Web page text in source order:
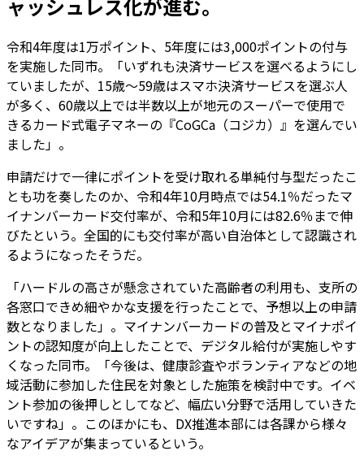
ャッシュレス化が進む。
令和4年度は1万ポイント、5年度には3,000ポイントの付与
を実施した同市。「いずれも決済サービスを選べるようにし
ていましたが、15歳～59歳はスマホ決済サービスを選ぶ人
が多く、60歳以上では半数以上が地元のスーパーで使用で
きるカード式電子マネーの『CoGCa（コジカ）』を選んでい
ました」。
申請だけで一律にポイントを受け取れる単純付与型だったこ
とも功を奏したのか、令和4年10月時点では54.1％だったマ
イナンバーカード交付率が、令和5年10月には82.6％まで伸
びたという。全国的にも交付率が高い自治体として認識され
るようになったそうだ。
「ハードルの高さが懸念されていた高齢者の利用も、支所の
各窓口できめ細やかな支援を行ったことで、予想以上の申請
数となりました」。マイナンバーカードの普及とマイナポイ
ントの認知度が向上したことで、デジタル給付が実施しやす
くなった同市。「今後は、健康診査やボランティアなどの地
域活動に参加した住民を対象とした施策を検討中です。イベ
ント参加の後押しとしてなど、幅広い分野で活用していきた
いですね」。このほかにも、DX推進本部には各課から様々
なアイデアが集まっているという。